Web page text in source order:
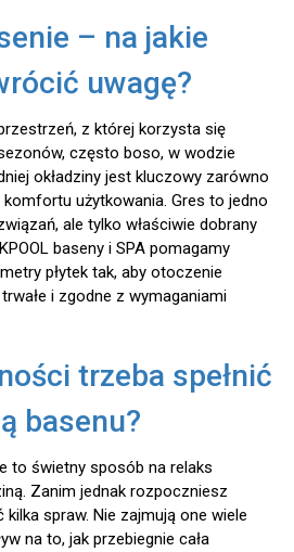
– na jakie
uwagę?
z której korzysta się
często boso, w wodzie
okładziny jest kluczowy zarówno
użytkowania. Gres to jedno
ale tylko właściwie dobrany
baseny i SPA pomagamy
płytek tak, aby otoczenie
i zgodne z wymaganiami
trzeba spełnić
basenu?
to świetny sposób na relaks
Zanim jednak rozpoczniesz
spraw. Nie zajmują one wiele
na to, jak przebiegnie cała